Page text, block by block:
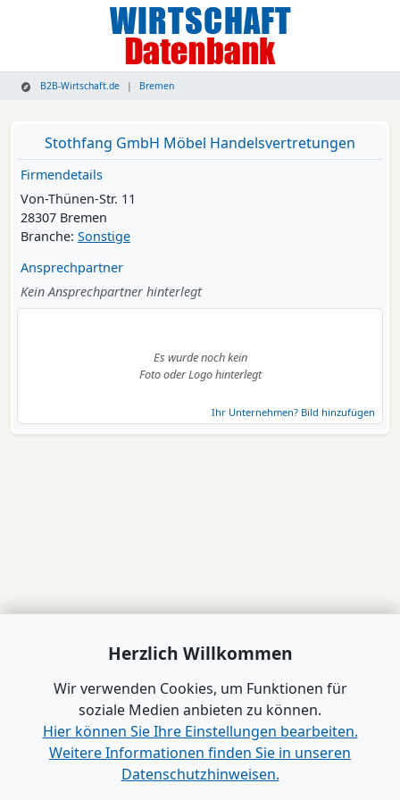
B2B-Wirtschaft.de Bremen
Stothfang GmbH Möbel Handelsvertretungen
Firmendetails
Von-Thünen-Str. 11
28307 Bremen
Branche: Sonstige
Ansprechpartner
Kein Ansprechpartner hinterlegt
Es wurde noch kein
Foto oder Logo hinterlegt
Ihr Unternehmen? Bild hinzufügen
Herzlich Willkommen
Wir verwenden Cookies, um Funktionen für
soziale Medien anbieten zu können.
Hier können Sie Ihre Einstellungen bearbeiten.
Weitere Informationen finden Sie in unseren
Datenschutzhinweisen.